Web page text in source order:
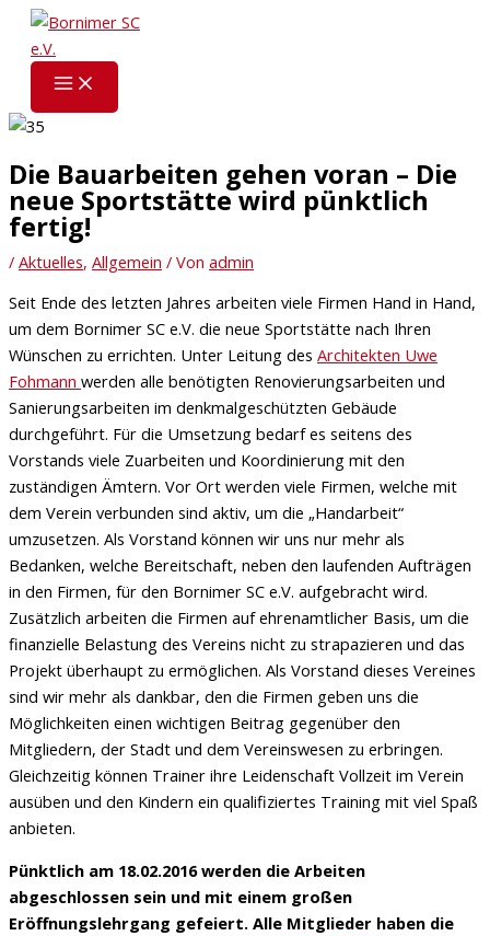
Zum
Inhalt
springen
Die Bauarbeiten gehen voran – Die
neue Sportstätte wird pünktlich
fertig!
/ Aktuelles, Allgemein / Von admin
Seit Ende des letzten Jahres arbeiten viele Firmen Hand in Hand,
um dem Bornimer SC e.V. die neue Sportstätte nach Ihren
Wünschen zu errichten. Unter Leitung des Architekten Uwe
Fohmann werden alle benötigten Renovierungsarbeiten und
Sanierungsarbeiten im denkmalgeschützten Gebäude
durchgeführt. Für die Umsetzung bedarf es seitens des
Vorstands viele Zuarbeiten und Koordinierung mit den
zuständigen Ämtern. Vor Ort werden viele Firmen, welche mit
dem Verein verbunden sind aktiv, um die „Handarbeit“
umzusetzen. Als Vorstand können wir uns nur mehr als
Bedanken, welche Bereitschaft, neben den laufenden Aufträgen
in den Firmen, für den Bornimer SC e.V. aufgebracht wird.
Zusätzlich arbeiten die Firmen auf ehrenamtlicher Basis, um die
finanzielle Belastung des Vereins nicht zu strapazieren und das
Projekt überhaupt zu ermöglichen. Als Vorstand dieses Vereines
sind wir mehr als dankbar, den die Firmen geben uns die
Möglichkeiten einen wichtigen Beitrag gegenüber den
Mitgliedern, der Stadt und dem Vereinswesen zu erbringen.
Gleichzeitig können Trainer ihre Leidenschaft Vollzeit im Verein
ausüben und den Kindern ein qualifiziertes Training mit viel Spaß
anbieten.
Pünktlich am 18.02.2016 werden die Arbeiten
abgeschlossen sein und mit einem großen
Eröffnungslehrgang gefeiert. Alle Mitglieder haben die